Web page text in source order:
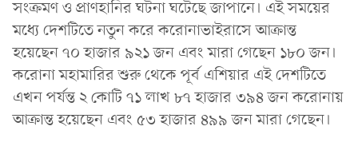
সংক্রমণ ও প্রাণহানির ঘটনা ঘটেছে জাপানে। এই সময়ের
মধ্যে দেশটিতে নতুন করে করোনাভাইরাসে আক্রান্ত
হয়েছেন ৭০ হাজার ৯২১ জন এবং মারা গেছেন ১৮০ জন।
করোনা মহামারির শুরু থেকে পূর্ব এশিয়ার এই দেশটিতে
এখন পর্যন্ত ২ কোটি ৭১ লাখ ৮৭ হাজার ৩৯৪ জন করোনায়
আক্রান্ত হয়েছেন এবং ৫৩ হাজার ৪৯৯ জন মারা গেছেন।